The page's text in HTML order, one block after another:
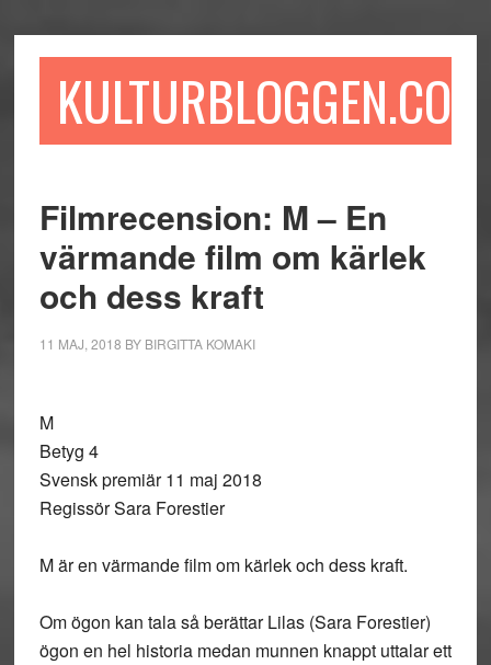
till
till
sidofältet
till
KULTURBLOGGEN.COM
Filmrecension: M – En
värmande film om kärlek
och dess kraft
11 MAJ, 2018 BY BIRGITTA KOMAKI
M
Betyg 4
Svensk premiär 11 maj 2018
Regissör Sara Forestier
M är en värmande film om kärlek och dess kraft.
Om ögon kan tala så berättar Lilas (Sara Forestier)
ögon en hel historia medan munnen knappt uttalar ett